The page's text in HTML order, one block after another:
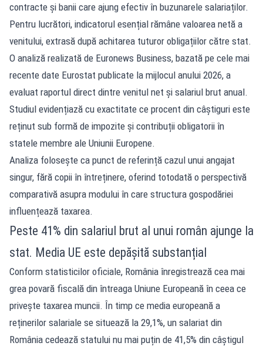
contracte și banii care ajung efectiv în buzunarele salariaților.
Pentru lucrători, indicatorul esențial rămâne valoarea netă a
venitului, extrasă după achitarea tuturor obligațiilor către stat.
O analiză realizată de Euronews Business, bazată pe cele mai
recente date Eurostat publicate la mijlocul anului 2026, a
evaluat raportul direct dintre venitul net și salariul brut anual.
Studiul evidențiază cu exactitate ce procent din câștiguri este
reținut sub formă de impozite și contribuții obligatorii în
statele membre ale Uniunii Europene.
Analiza folosește ca punct de referință cazul unui angajat
singur, fără copii în întreținere, oferind totodată o perspectivă
comparativă asupra modului în care structura gospodăriei
influențează taxarea.
Peste 41% din salariul brut al unui român ajunge la
stat. Media UE este depășită substanțial
Conform statisticilor oficiale, România înregistrează cea mai
grea povară fiscală din întreaga Uniune Europeană în ceea ce
privește taxarea muncii. În timp ce media europeană a
reținerilor salariale se situează la 29,1%, un salariat din
România cedează statului nu mai puțin de 41,5% din câștigul